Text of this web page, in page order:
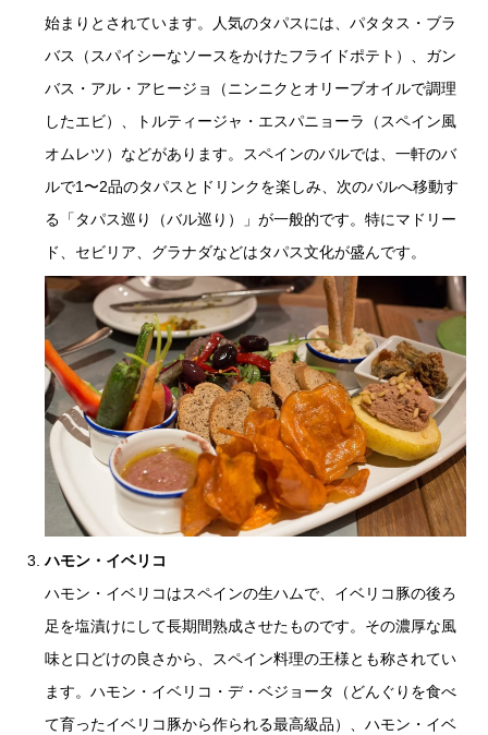
始まりとされています。人気のタパスには、パタタス・ブラ
バス（スパイシーなソースをかけたフライドポテト）、ガン
バス・アル・アヒージョ（ニンニクとオリーブオイルで調理
したエビ）、トルティージャ・エスパニョーラ（スペイン風
オムレツ）などがあります。スペインのバルでは、一軒のバ
ルで1〜2品のタパスとドリンクを楽しみ、次のバルへ移動す
る「タパス巡り（バル巡り）」が一般的です。特にマドリー
ド、セビリア、グラナダなどはタパス文化が盛んです。
ハモン・イベリコ
ハモン・イベリコはスペインの生ハムで、イベリコ豚の後ろ
足を塩漬けにして長期間熟成させたものです。その濃厚な風
味と口どけの良さから、スペイン料理の王様とも称されてい
ます。ハモン・イベリコ・デ・ベジョータ（どんぐりを食べ
て育ったイベリコ豚から作られる最高級品）、ハモン・イベ